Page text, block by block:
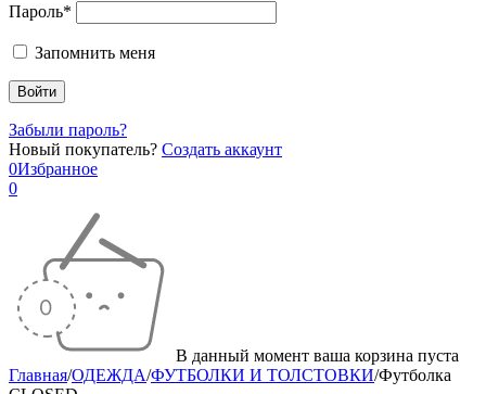
Пароль*
Запомнить меня
Забыли пароль?
Новый покупатель? Создать аккаунт
0Избранное
0
В данный момент ваша корзина пуста
Главная/ОДЕЖДА/ФУТБОЛКИ И ТОЛСТОВКИ/Футболка